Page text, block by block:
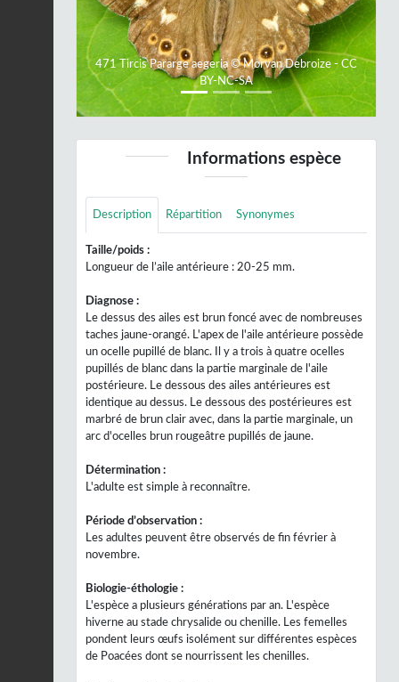
471 Tircis Pararge aegeria © Morvan Debroize - CC
BY-NC-SA
Informations espèce
Description Répartition Synonymes
Taille/poids :
Longueur de l’aile antérieure : 20-25 mm.
Diagnose :
Le dessus des ailes est brun foncé avec de nombreuses
taches jaune-orangé. L'apex de l'aile antérieure possède
un ocelle pupillé de blanc. Il y a trois à quatre ocelles
pupillés de blanc dans la partie marginale de l'aile
postérieure. Le dessous des ailes antérieures est
identique au dessus. Le dessous des postérieures est
marbré de brun clair avec, dans la partie marginale, un
arc d'ocelles brun rougeâtre pupillés de jaune.
Détermination :
L'adulte est simple à reconnaître.
Période d’observation :
Les adultes peuvent être observés de fin février à
novembre.
Biologie-éthologie :
L'espèce a plusieurs générations par an. L'espèce
hiverne au stade chrysalide ou chenille. Les femelles
pondent leurs œufs isolément sur différentes espèces
de Poacées dont se nourrissent les chenilles.